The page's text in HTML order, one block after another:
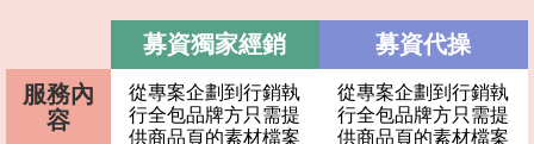
募資獨家經銷
募資代操
服務內
容
從專案企劃到行銷執
行全包品牌方只需提
供商品頁的素材檔案
從專案企劃到行銷執
行全包品牌方只需提
供商品頁的素材檔案